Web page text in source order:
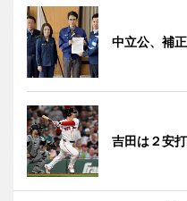
中立公、補
吉田は２安